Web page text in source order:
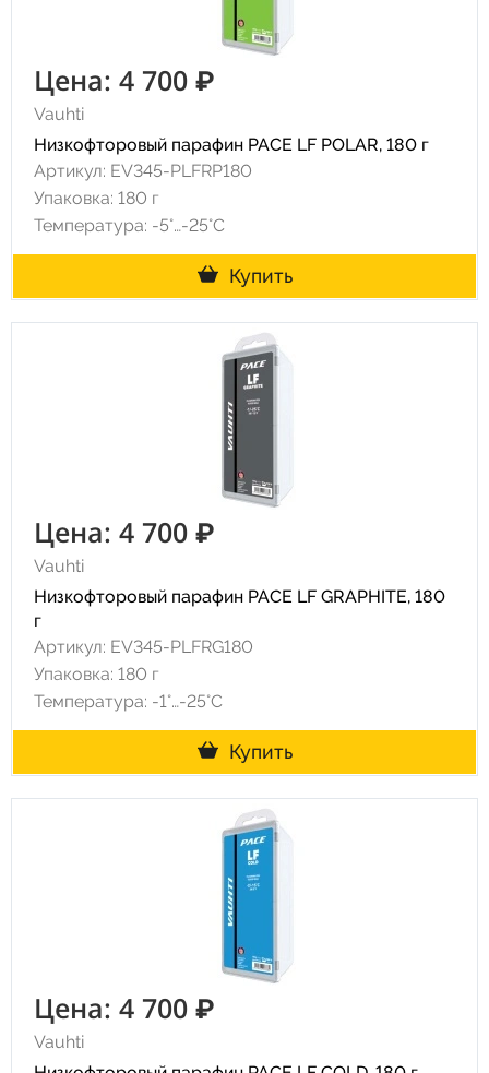
Цена: 4 700 ₽
Vauhti
Низкофторовый парафин PACE LF POLAR, 180 г
Артикул: EV345-PLFRP180
Упаковка: 180 г
Температура: -5°…-25°C
Купить
Цена: 4 700 ₽
Vauhti
Низкофторовый парафин PACE LF GRAPHITE, 180
г
Артикул: EV345-PLFRG180
Упаковка: 180 г
Температура: -1°…-25°C
Купить
Цена: 4 700 ₽
Vauhti